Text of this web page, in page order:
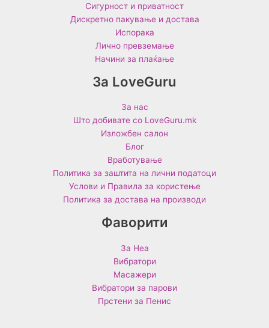
Сигурност и приватност
Дискретно пакување и достава
Испорака
Лично превземање
Начини за плаќање
За LoveGuru
За нас
Што добивате со LoveGuru.mk
Изложбен салон
Блог
Вработување
Политика за заштита на лични податоци
Услови и Правила за користење
Политика за достава на производи
Фаворити
За Неа
Вибратори
Масажери
Вибратори за парови
Прстени за Пенис